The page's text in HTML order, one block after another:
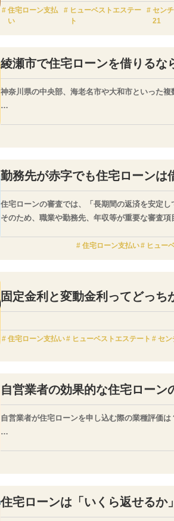
う。住宅ローン支払
い
ヒューベストエステー
ト
セン
21
綾瀬市で住宅ローンを借りるな
神奈川県の中央部、海老名市や大和市といった
する防音設備や窓を締め切っても快適に過ごす
勤務先が赤字でも住宅ローンは
住宅ローンの審査では、「長期間の返済を安定
そのため、職業や勤務先、年収等が重要な審査項
住宅ローン支払い ヒュー
固定金利と変動金利ってどっち
住宅ローン支払い ヒューベストエステート セン
自営業者の効果的な住宅ローン
自営業者が住宅ローンを申し込む際の業種評価は
安定した継続的な収入があるかどうかの基準の
注目する金融機関もあります。
住宅ローンは「いくら返せるか